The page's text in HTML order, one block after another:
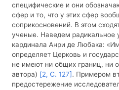
специфические и они
сфер и то, что у этих сфер
соприкосновений. В этом
ученые. Наведем радикальное
кардинала Анри де Любака:
определяет Церковь и
не имеют ни общих границ, ни
автора) [2, С. 127]. Примером
предостережение